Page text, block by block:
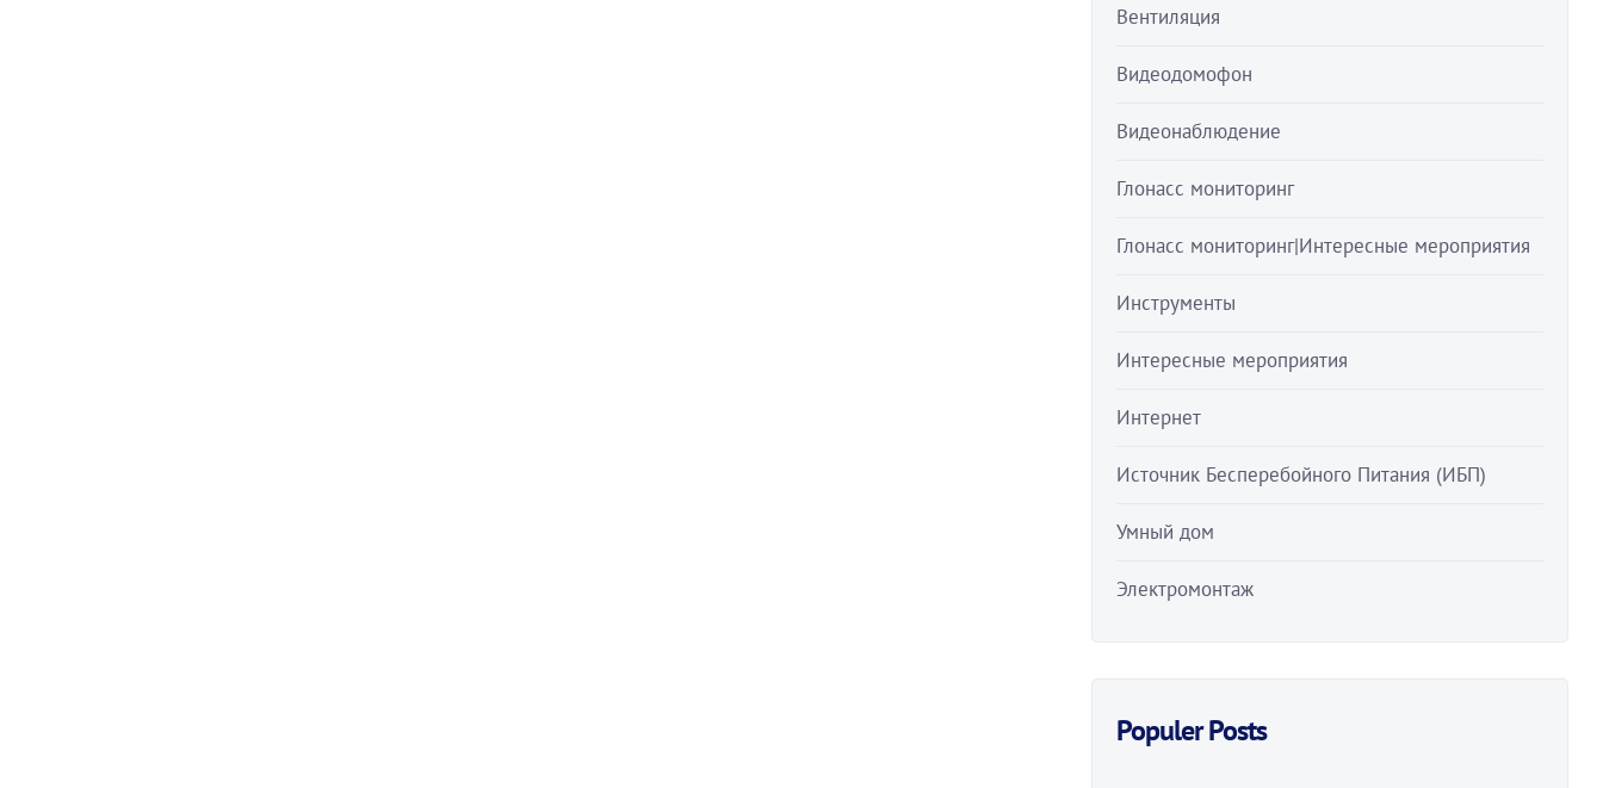
Вентиляция
Видеодомофон
Видеонаблюдение
Глонасс мониторинг
Глонасс мониторинг|Интересные мероприятия
Инструменты
Интересные мероприятия
Интернет
Источник Бесперебойного Питания (ИБП)
Умный дом
Электромонтаж
Populer Posts